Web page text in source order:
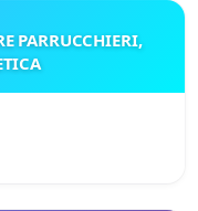
PARRUCCHIERI,